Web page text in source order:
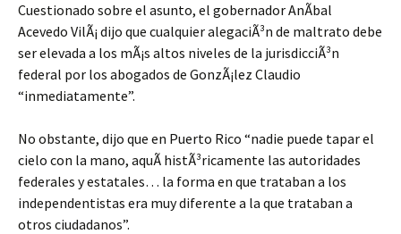
Cuestionado sobre el asunto, el gobernador AnÃ­bal
Acevedo VilÃ¡ dijo que cualquier alegaciÃ³n de maltrato debe
ser elevada a los mÃ¡s altos niveles de la jurisdicciÃ³n
federal por los abogados de GonzÃ¡lez Claudio
“inmediatamente”.
No obstante, dijo que en Puerto Rico “nadie puede tapar el
cielo con la mano, aquÃ histÃ³ricamente las autoridades
federales y estatales… la forma en que trataban a los
independentistas era muy diferente a la que trataban a
otros ciudadanos”.